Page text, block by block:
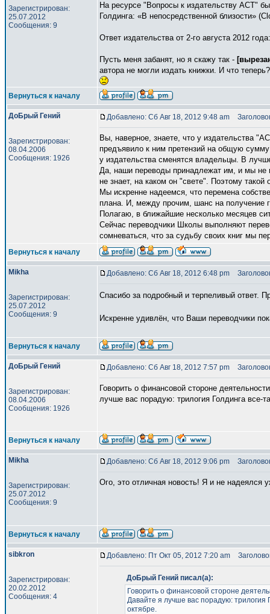
Зарегистрирован:
25.07.2012
Сообщения: 9
На ресурсе "Вопросы к издательству АСТ"
Голдинга: «В непосредственной близости»
Ответ издательства от 2-го августа 2012
Пусть меня забанят, но я скажу так -
автора не могли издать книжки. И что
Вернуться к началу
ДоБрый Гений
Зарегистрирован:
08.04.2006
Сообщения: 1926
Добавлено: Сб Авг 18, 2012 9:48 am
Вы, наверное, знаете, что у издательства
предъявило к ним претензий на общую
у издательства сменятся владельцы. В
Да, наши переводы принадлежат им, и мы не
не знает, на каком он "свете". Поэтому такой
Мы искренне надеемся, что перемена
плана. И, между прочим, шанс на получение
Полагаю, в ближайшие несколько месяцев
Сейчас переводчики Школы выполняют
сомневаться, что за судьбу своих книг мы
Вернуться к началу
Mikha
Зарегистрирован:
25.07.2012
Сообщения: 9
Добавлено: Сб Авг 18, 2012 6:48 pm
Спасибо за подробный и терпеливый
Искренне удивлён, что Ваши переводчики
Вернуться к началу
ДоБрый Гений
Зарегистрирован:
08.04.2006
Сообщения: 1926
Добавлено: Сб Авг 18, 2012 7:57 pm
Говорить о финансовой стороне
лучше вас порадую: трилогия Голдинга все-
Вернуться к началу
Mikha
Зарегистрирован:
25.07.2012
Сообщения: 9
Добавлено: Сб Авг 18, 2012 9:06 pm
Ого, это отличная новость! Я и не надеялся
Вернуться к началу
sibkron
Зарегистрирован:
20.02.2012
Сообщения: 4
Добавлено: Пт Окт 05, 2012 7:20 am
ДоБрый Гений писал(а):
Говорить о финансовой стороне
Давайте я лучше вас порадую:
октябре.